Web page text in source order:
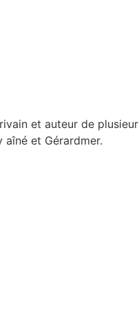
et auteur de
et Gérardmer.